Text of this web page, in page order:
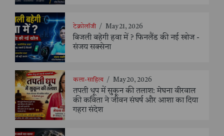
टेक्नोलॉजी / May 21, 2026
बिजली बहेगी हवा में ? फिनलैंड की नई खोज -
संजय सक्सेना
कला-साहित्य / May 20, 2026
तपती धूप में सुकून की तलाश: मेघना वीरवाल
की कविता ने जीवन संघर्ष और आशा का दिया
गहरा संदेश